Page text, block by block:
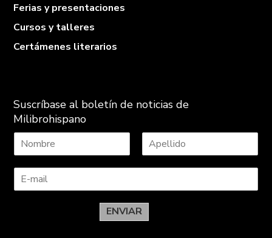
Ferias y presentaciones
Cursos y talleres
Certámenes literarios
Suscríbase al boletín de noticias de
Milibrohispano
o
b
p
l
d
ENVIAR